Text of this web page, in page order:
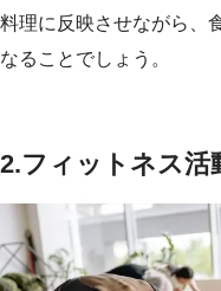
料理に反映させながら、
なることでしょう。
2.フィットネス活